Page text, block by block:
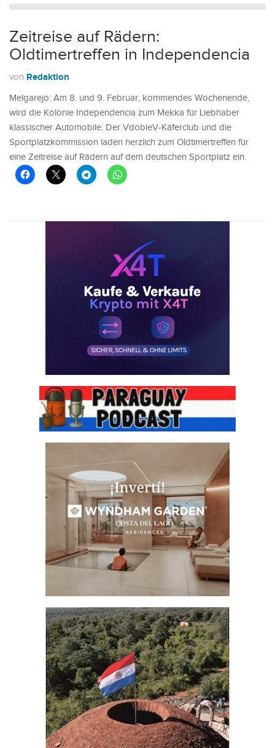
Zeitreise auf Rädern:
Oldtimertreffen in Independencia
von Redaktion
Melgarejo: Am 8. und 9. Februar, kommendes Wochenende,
wird die Kolonie Independencia zum Mekka für Liebhaber
klassischer Automobile. Der VdobleV-Käferclub und die
Sportplatzkommission laden herzlich zum Oldtimertreffen für
eine Zeitreise auf Rädern auf dem deutschen Sportplatz ein.